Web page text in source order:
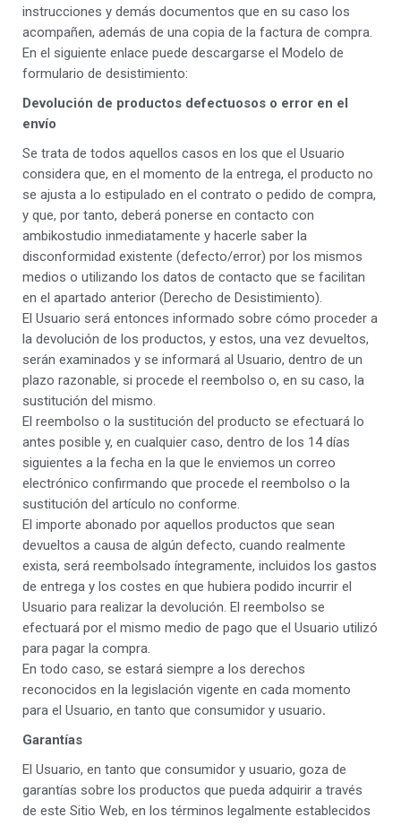
instrucciones y demás documentos que en su caso los
acompañen, además de una copia de la factura de compra.
En el siguiente enlace puede descargarse el Modelo de
formulario de desistimiento:
Devolución de productos defectuosos o error en el
envío
Se trata de todos aquellos casos en los que el Usuario
considera que, en el momento de la entrega, el producto no
se ajusta a lo estipulado en el contrato o pedido de compra,
y que, por tanto, deberá ponerse en contacto con
ambikostudio inmediatamente y hacerle saber la
disconformidad existente (defecto/error) por los mismos
medios o utilizando los datos de contacto que se facilitan
en el apartado anterior (Derecho de Desistimiento).
El Usuario será entonces informado sobre cómo proceder a
la devolución de los productos, y estos, una vez devueltos,
serán examinados y se informará al Usuario, dentro de un
plazo razonable, si procede el reembolso o, en su caso, la
sustitución del mismo.
El reembolso o la sustitución del producto se efectuará lo
antes posible y, en cualquier caso, dentro de los 14 días
siguientes a la fecha en la que le enviemos un correo
electrónico confirmando que procede el reembolso o la
sustitución del artículo no conforme.
El importe abonado por aquellos productos que sean
devueltos a causa de algún defecto, cuando realmente
exista, será reembolsado íntegramente, incluidos los gastos
de entrega y los costes en que hubiera podido incurrir el
Usuario para realizar la devolución. El reembolso se
efectuará por el mismo medio de pago que el Usuario utilizó
para pagar la compra.
En todo caso, se estará siempre a los derechos
reconocidos en la legislación vigente en cada momento
para el Usuario, en tanto que consumidor y usuario.
Garantías
El Usuario, en tanto que consumidor y usuario, goza de
garantías sobre los productos que pueda adquirir a través
de este Sitio Web, en los términos legalmente establecidos